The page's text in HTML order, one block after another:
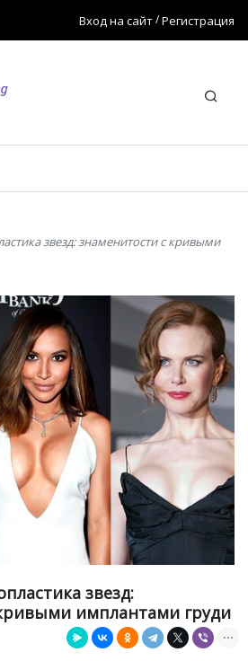
Вход на сайт Регистрация
звезд: знаменитости с кривыми
звезд:
имплантами груди